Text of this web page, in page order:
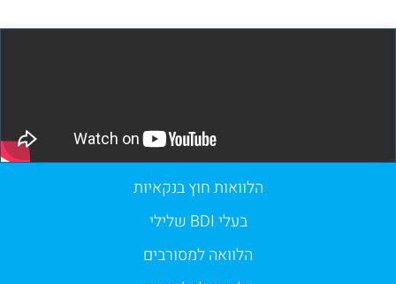
הלוואות חוץ בנקאיות
בעלי BDI שלילי
הלוואה למסורבים